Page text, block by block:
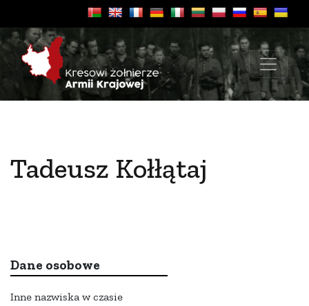
Tadeusz Kołłątaj
Dane osobowe
Inne nazwiska w czasie